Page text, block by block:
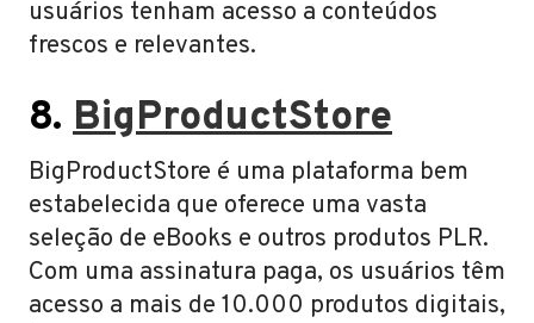
usuários tenham acesso a conteúdos
frescos e relevantes.
8. BigProductStore
BigProductStore é uma plataforma bem
estabelecida que oferece uma vasta
seleção de eBooks e outros produtos PLR.
Com uma assinatura paga, os usuários têm
acesso a mais de 10.000 produtos digitais,